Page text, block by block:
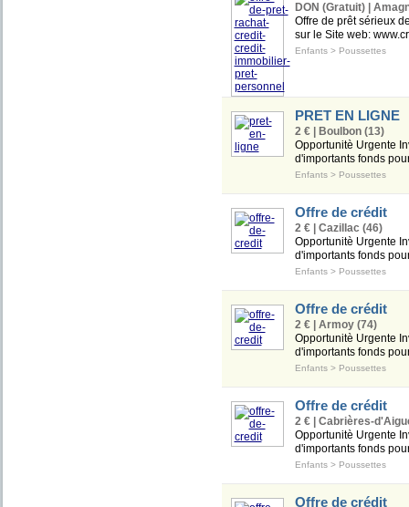
DON (Gratuit) |
Offre de prêt sérieux
sur le Site web:
Enfants> Poussettes
PRET EN LIGNE
2 € | Boulbon (13)
Opportunitè Urgente
d'importants fonds
Enfants> Poussettes
Offre de crédit
2 € | Cazillac (46)
Opportunitè Urgente
d'importants fonds
Enfants> Poussettes
Offre de crédit
2 € | Armoy (74)
Opportunitè Urgente
d'importants fonds
Enfants> Poussettes
Offre de crédit
2 € | Cabrières-
Opportunitè Urgente
d'importants fonds
Enfants> Poussettes
Offre de crédit